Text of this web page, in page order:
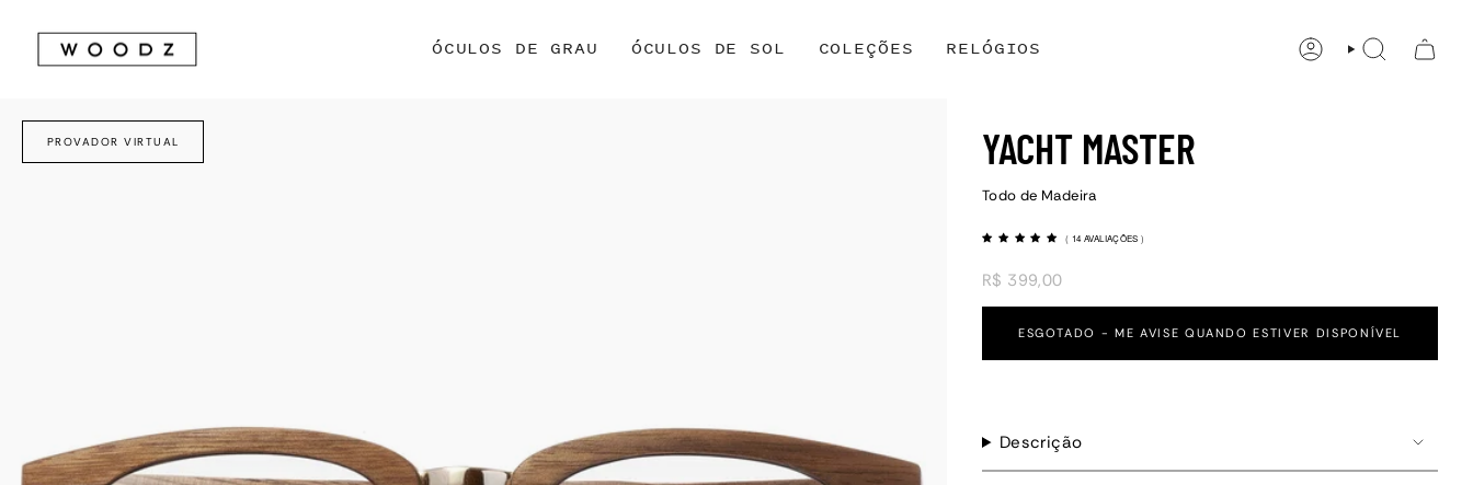
conteúdo
ÓCULOS DE GRAU ÓCULOS DE SOL COLEÇÕES RELÓGIOS CONTA PESQUISAR
PROVADOR VIRTUAL YACHT MASTER
Todo de Madeira
( 14 AVALIAÇÕES)
R$ 399,00
ESGOTADO - ME AVISE QUANDO ESTIVER DISPONÍVEL
Descrição